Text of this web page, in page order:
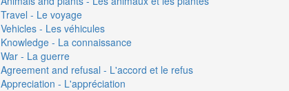
Travel - Le voyage
Vehicles - Les véhicules
Knowledge - La connaissance
War - La guerre
Agreement and refusal - L'accord et le refus
Appreciation - L'appréciation